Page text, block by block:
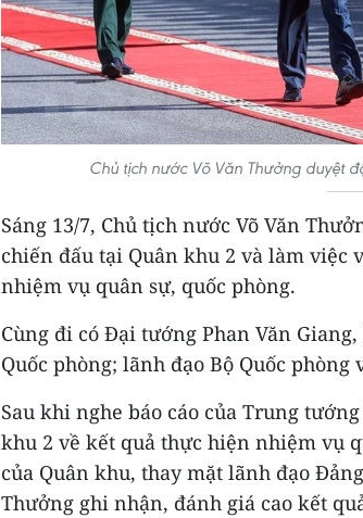
Chủ tịch nước Võ Văn Thưởng duyệt
Sáng 13/7, Chủ tịch nước Võ Văn
chiến đấu tại Quân khu 2 và làm việc
nhiệm vụ quân sự, quốc phòng.
Cùng đi có Đại tướng Phan Văn
Quốc phòng; lãnh đạo Bộ Quốc
Sau khi nghe báo cáo của Trung
khu 2 về kết quả thực hiện nhiệm vụ
của Quân khu, thay mặt lãnh đạo
Thưởng ghi nhận, đánh giá cao kết